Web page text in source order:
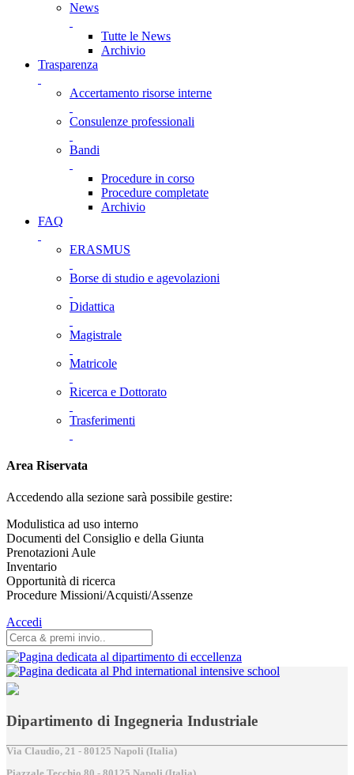
News
Tutte le News
Archivio
Trasparenza
Accertamento risorse interne
Consulenze professionali
Bandi
Procedure in corso
Procedure completate
Archivio
FAQ
ERASMUS
Borse di studio e agevolazioni
Didattica
Magistrale
Matricole
Ricerca e Dottorato
Trasferimenti
Area Riservata
Accedendo alla sezione sarà possibile gestire:
Modulistica ad uso interno
Documenti del Consiglio e della Giunta
Prenotazioni Aule
Inventario
Opportunità di ricerca
Procedure Missioni/Acquisti/Assenze
Accedi
Dipartimento di Ingegneria Industriale
Via Claudio, 21 - 80125 Napoli (Italia)